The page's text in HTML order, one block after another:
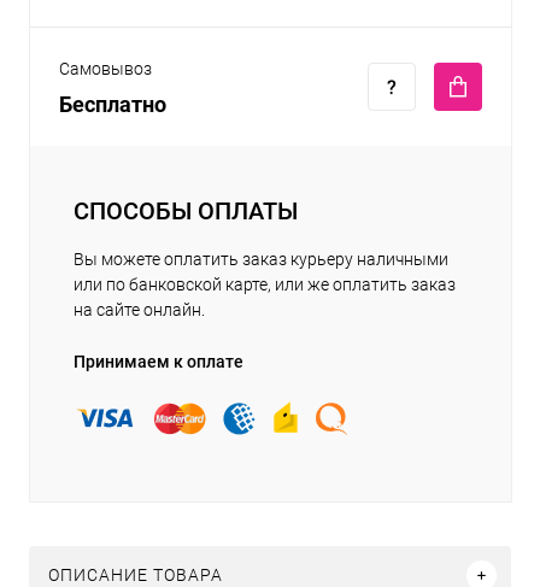
Самовывоз
Бесплатно
СПОСОБЫ ОПЛАТЫ
Вы можете оплатить заказ курьеру наличными
или по банковской карте, или же оплатить заказ
на сайте онлайн.
Принимаем к оплате
ОПИСАНИЕ ТОВАРА